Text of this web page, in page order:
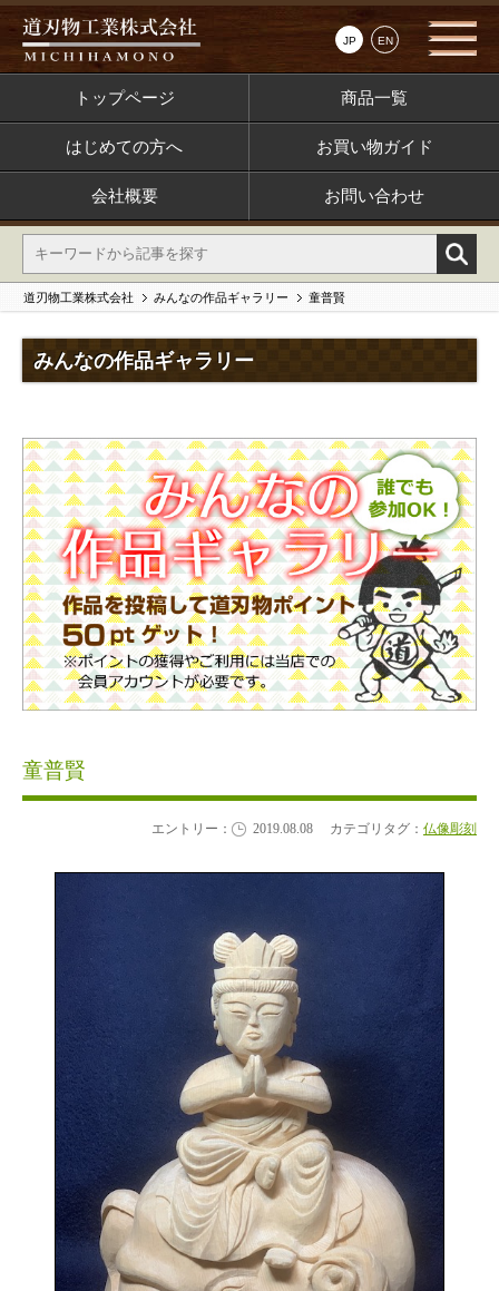
JP EN
トップページ 商品一覧
はじめての方へ お買い物ガイド
会社概要 お問い合わせ
道刃物工業株式会社 みんなの作品ギャラリー 童普賢
みんなの作品ギャラリー
童普賢
エントリー： 2019.08.08 カテゴリタグ： 仏像彫刻